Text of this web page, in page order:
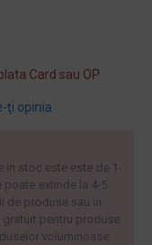
ţi opinia
Card sau OP
in stoc este este de 1-
poate extinde la 4-5
de produse sau in
pentru produse
voluminoase.